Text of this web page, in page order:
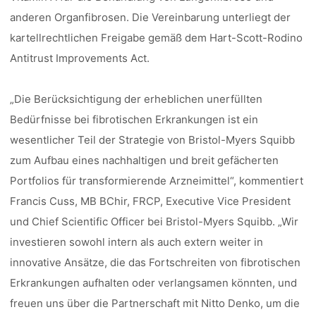
anderen Organfibrosen. Die Vereinbarung unterliegt der
kartellrechtlichen Freigabe gemäß dem Hart-Scott-Rodino
Antitrust Improvements Act.
„Die Berücksichtigung der erheblichen unerfüllten
Bedürfnisse bei fibrotischen Erkrankungen ist ein
wesentlicher Teil der Strategie von Bristol-Myers Squibb
zum Aufbau eines nachhaltigen und breit gefächerten
Portfolios für transformierende Arzneimittel“, kommentiert
Francis Cuss, MB BChir, FRCP, Executive Vice President
und Chief Scientific Officer bei Bristol-Myers Squibb. „Wir
investieren sowohl intern als auch extern weiter in
innovative Ansätze, die das Fortschreiten von fibrotischen
Erkrankungen aufhalten oder verlangsamen könnten, und
freuen uns über die Partnerschaft mit Nitto Denko, um die